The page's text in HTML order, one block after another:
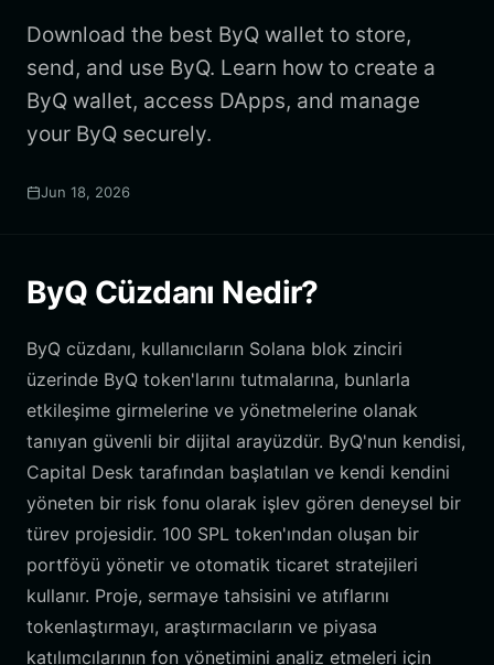
Download the best ByQ wallet to store,
send, and use ByQ. Learn how to create a
ByQ wallet, access DApps, and manage
your ByQ securely.
Jun 18, 2026
ByQ Cüzdanı Nedir?
ByQ cüzdanı, kullanıcıların Solana blok zinciri
üzerinde ByQ token'larını tutmalarına, bunlarla
etkileşime girmelerine ve yönetmelerine olanak
tanıyan güvenli bir dijital arayüzdür. ByQ'nun kendisi,
Capital Desk tarafından başlatılan ve kendi kendini
yöneten bir risk fonu olarak işlev gören deneysel bir
türev projesidir. 100 SPL token'ından oluşan bir
portföyü yönetir ve otomatik ticaret stratejileri
kullanır. Proje, sermaye tahsisini ve atıflarını
tokenlaştırmayı, araştırmacıların ve piyasa
katılımcılarının fon yönetimini analiz etmeleri için